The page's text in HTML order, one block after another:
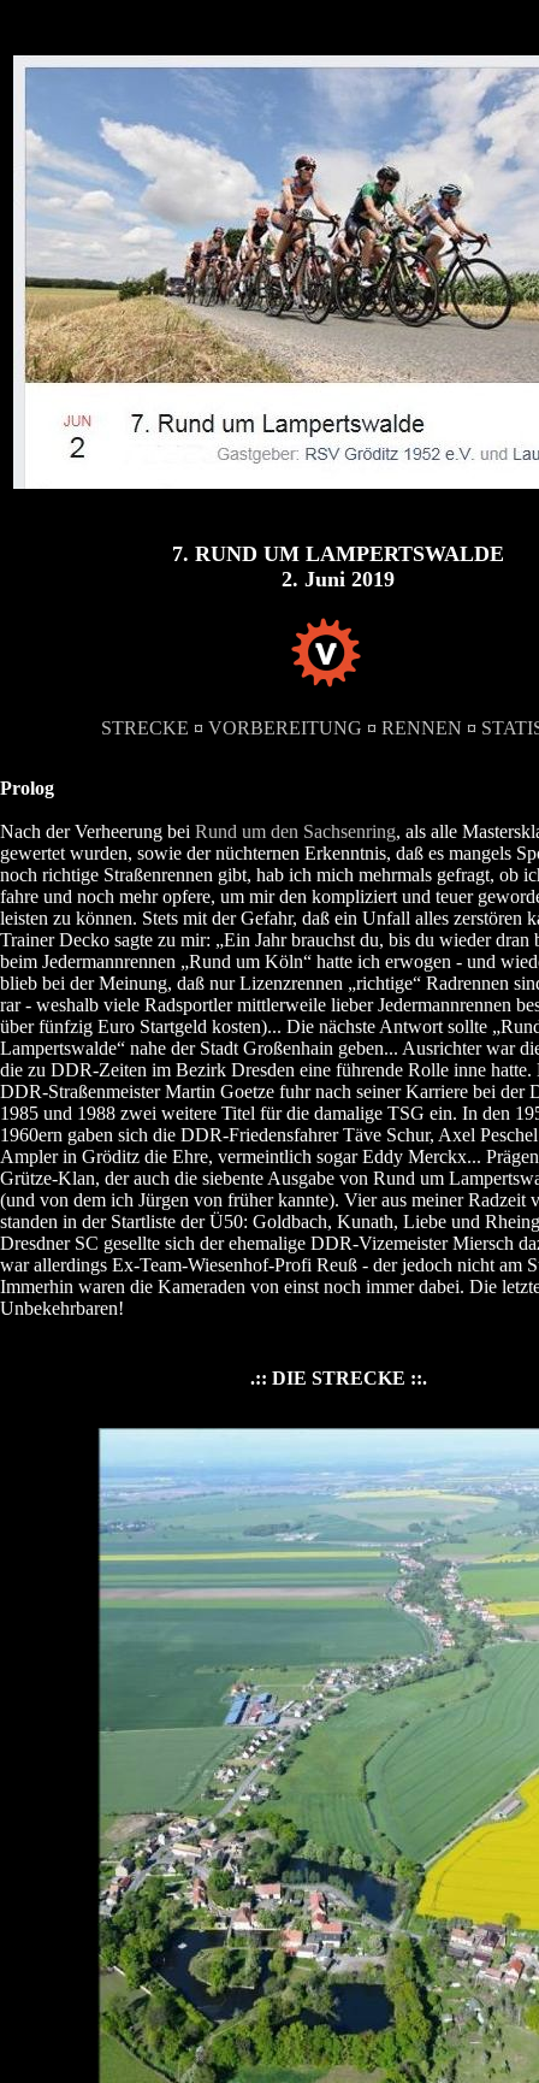
7. RUND UM LAMPERTSWALDE
2. Juni 2019
STRECKE ¤ VORBEREITUNG ¤ RENNEN ¤
Prolog
Nach der Verheerung bei Rund um den Sachsenring, als alle
gewertet wurden, sowie der nüchternen Erkenntnis, daß es mangels
noch richtige Straßenrennen gibt, hab ich mich mehrmals gefragt, ob
fahre und noch mehr opfere, um mir den kompliziert und teuer
leisten zu können. Stets mit der Gefahr, daß ein Unfall alles zerstören
Trainer Decko sagte zu mir: „Ein Jahr brauchst du, bis du wieder dran
beim Jedermannrennen „Rund um Köln“ hatte ich erwogen - und
blieb bei der Meinung, daß nur Lizenzrennen „richtige“ Radrennen
rar - weshalb viele Radsportler mittlerweile lieber Jedermannrennen
über fünfzig Euro Startgeld kosten)... Die nächste Antwort sollte
Lampertswalde“ nahe der Stadt Großenhain geben... Ausrichter war
die zu DDR-Zeiten im Bezirk Dresden eine führende Rolle inne hatte.
DDR-Straßenmeister Martin Goetze fuhr nach seiner Karriere bei
1985 und 1988 zwei weitere Titel für die damalige TSG ein. In den
1960ern gaben sich die DDR-Friedensfahrer Täve Schur, Axel
Ampler in Gröditz die Ehre, vermeintlich sogar Eddy Merckx...
Grütze-Klan, der auch die siebente Ausgabe von Rund um
(und von dem ich Jürgen von früher kannte). Vier aus meiner Radzeit
standen in der Startliste der Ü50: Goldbach, Kunath, Liebe und
Dresdner SC gesellte sich der ehemalige DDR-Vizemeister Miersch
war allerdings Ex-Team-Wiesenhof-Profi Reuß - der jedoch nicht am
Immerhin waren die Kameraden von einst noch immer dabei. Die
Unbekehrbaren!
.:: DIE STRECKE ::.